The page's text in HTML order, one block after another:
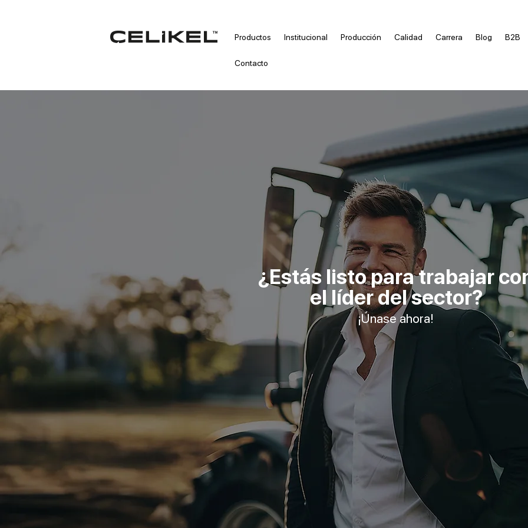
Productos Institucional Producción Calidad Carrera Blog B2B
Contacto
¿Estás listo para trabajar
el líder del sector?
¡Únase ahora!